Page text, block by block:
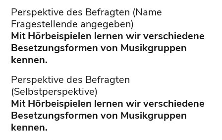
Perspektive des Befragten (Name
Fragestellende angegeben)
Mit Hörbeispielen lernen wir verschiedene
Besetzungsformen von Musikgruppen
kennen.
Perspektive des Befragten
(Selbstperspektive)
Mit Hörbeispielen lernen wir verschiedene
Besetzungsformen von Musikgruppen
kennen.